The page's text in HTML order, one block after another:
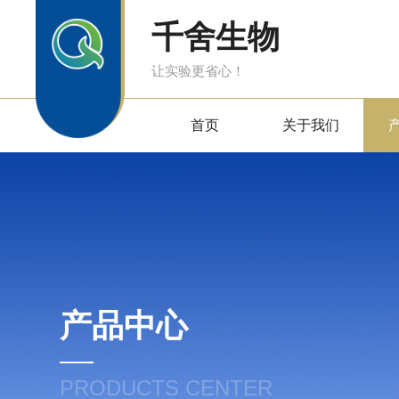
千舍生物
让实验更省心！
首页 关于我们
产品中心
PRODUCTS CENTER